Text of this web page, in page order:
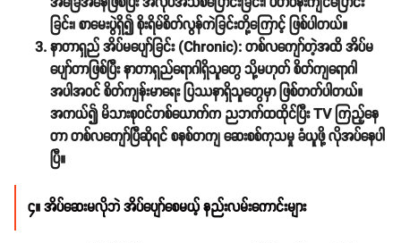
ခြင်း၊ စာမေးပွဲရှိ၍ စိုးရိမ်စိတ်လွန်ကဲခြင်းတို့ကြောင့် ဖြစ်ပါတယ်။
နာတာရှည် အိပ်မပျော်ခြင်း (Chronic):တစ်လကျော်တဲ့အထိ အိပ်မ
ပျော်တာဖြစ်ပြီး နာတာရှည်ရောဂါရှိသူတွေ သို့မဟုတ် စိတ်ကျရောဂါ
အပါအဝင် စိတ်ကျန်းမာရေး ပြဿနာရှိသူတွေမှာ ဖြစ်တတ်ပါတယ်။
အကယ်၍ မိသားစုဝင်တစ်ယောက်က ညဘက်ထထိုင်ပြီး TV ကြည့်နေ
တာ တစ်လကျော်ပြီဆိုရင် စနစ်တကျ ဆေးစစ်ကုသမှု ခံယူဖို့ လိုအပ်နေပါ
ပြီ။
၄။ အိပ်ဆေးမလိုဘဲ အိပ်ပျော်စေမယ့် နည်းလမ်းကောင်းများ